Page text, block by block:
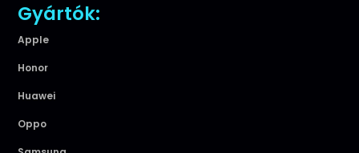
Gyártók:
Apple
Honor
Huawei
Oppo